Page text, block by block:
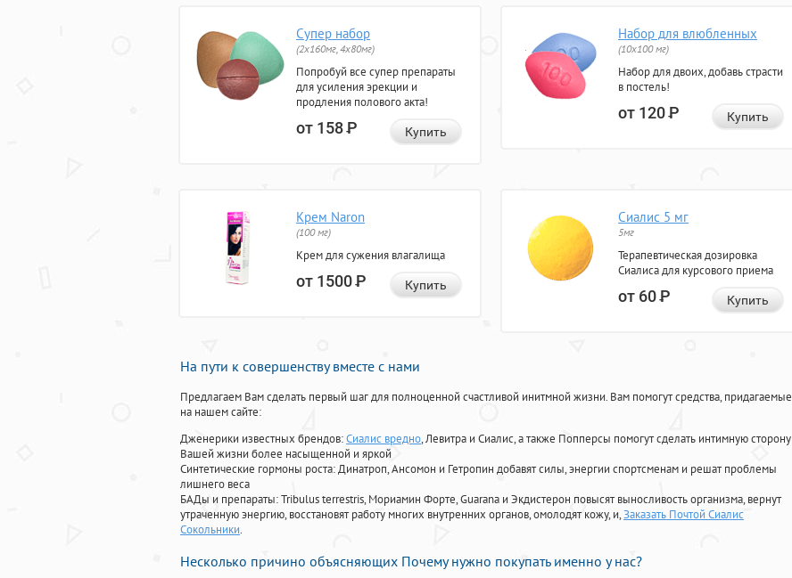
Супер набор
(2х160мг, 4х80мг)
Попробуй все супер препараты
для усиления эрекции и
продления полового акта!
от 158Р Купить
Набор для влюбленных
(10х100 мг)
Набор для двоих, добавь страсти
в постель!
от 120Р Купить
Крем Naron
(100 мг)
Крем для сужения влагалища
от 1500Р Купить
Сиалис 5 мг
5мг
Терапевтическая дозировка
Сиалиса для курсового приема
от 60Р Купить
На пути к совершенству вместе с нами
Предлагаем Вам сделать первый шаг для полноценной счастливой инитмной жизни. Вам помогут средства, придагаемые
на нашем сайте:
Дженерики известных брендов:Сиалис вредно, Левитра и Сиалис, а также Попперсы помогут сделать интимную сторону
Вашей жизни более насыщенной и яркой
Синтетические гормоны роста: Динатроп, Ансомон и Гетропин добавят силы, энергии спортсменам и решат проблемы
лишнего веса
БАДы и препараты:Tribulus terrestris, Мориамин Форте, Guarana и Экдистерон повысят выносливость организма, вернут
утраченную энергию, восстановят работу многих внутренних органов, омолодят кожу, и,Заказать Почтой Сиалис
Сокольники.
Несколько причино объясняющих Почему нужно покупать именно у нас?